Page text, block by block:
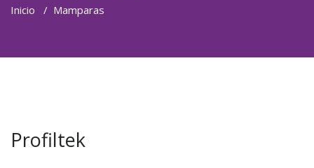
Inicio / Mamparas
Profiltek